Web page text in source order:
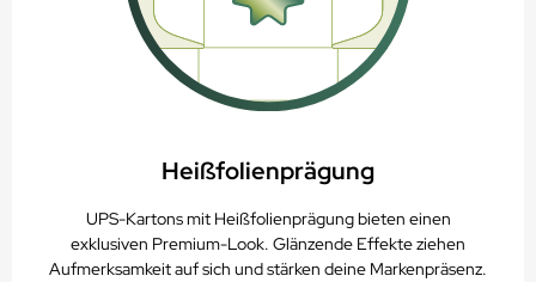
Heißfolienprägung
UPS-Kartons mit Heißfolienprägung bieten einen
exklusiven Premium-Look. Glänzende Effekte ziehen
Aufmerksamkeit auf sich und stärken deine Markenpräsenz.